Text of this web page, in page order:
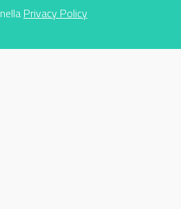
nella Privacy Policy